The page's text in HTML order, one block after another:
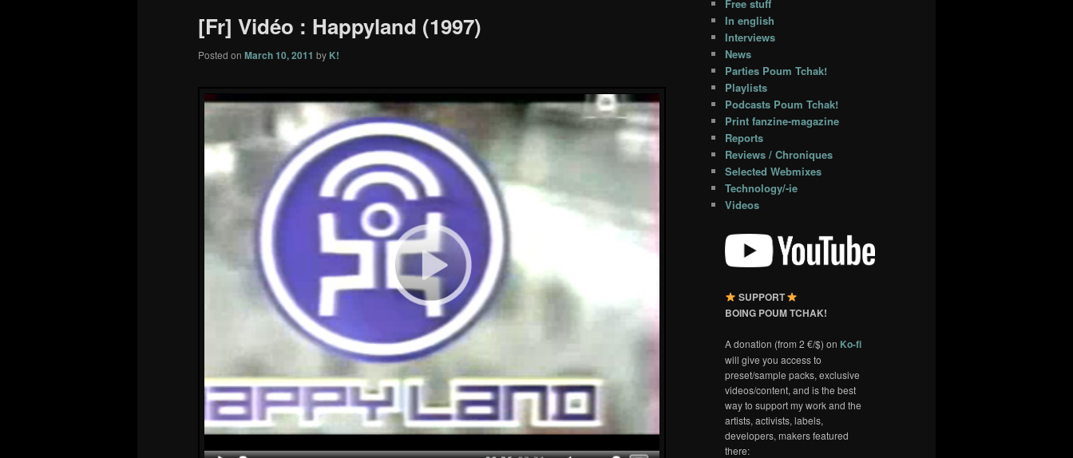
[Fr] Vidéo : Happyland (1997)
Posted on March 10, 2011 by K!
Free stuff
In english
Interviews
News
Parties Poum Tchak!
Playlists
Podcasts Poum Tchak!
Print fanzine-magazine
Reports
Reviews / Chroniques
Selected Webmixes
Technology/-ie
Videos
SUPPORT
BOING POUM TCHAK!
A donation (from 2 €/$) on Ko-fi
will give you access to
preset/sample packs, exclusive
videos/content, and is the best
way to support my work and the
artists, activists, labels,
developers, makers featured
there: